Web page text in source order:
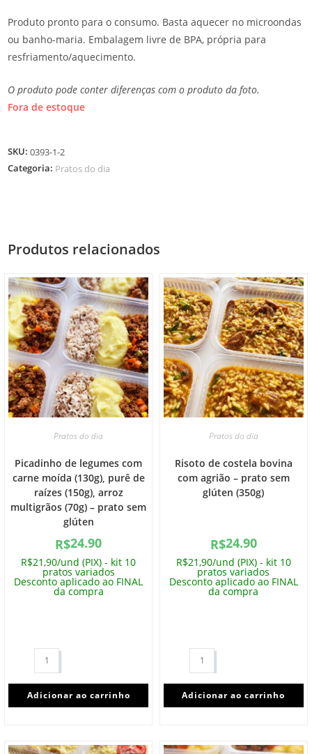
Produto pronto para o consumo. Basta aquecer no microondas
ou banho-maria. Embalagem livre de BPA, própria para
resfriamento/aquecimento.
O produto pode conter diferenças com o produto da foto.
Fora de estoque
SKU:0393-1-2
Categoria: Pratos do dia
Produtos relacionados
Pratos do dia
Picadinho de legumes com
carne moída (130g), purê de
raízes (150g), arroz
multigrãos (70g) – prato sem
glúten
R$24.90
R$21,90/und (PIX) - kit 10
pratos variados
Desconto aplicado ao FINAL
da compra
Adicionar ao carrinho
Pratos do dia
Risoto de costela bovina
com agrião – prato sem
glúten (350g)
R$24.90
R$21,90/und (PIX) - kit 10
pratos variados
Desconto aplicado ao FINAL
da compra
Adicionar ao carrinho